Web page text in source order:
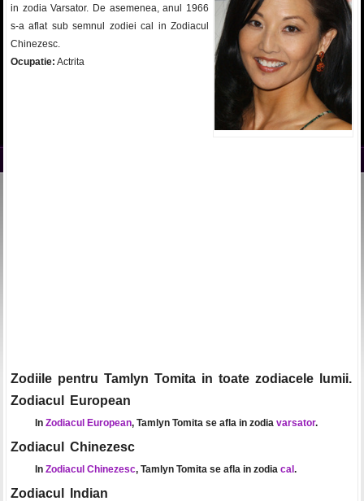
in zodia Varsator. De asemenea, anul 1966
s-a aflat sub semnul zodiei cal in Zodiacul
Chinezesc.
Ocupatie: Actrita
Zodiile pentru Tamlyn Tomita in toate zodiacele lumii.
Zodiacul European
In Zodiacul European, Tamlyn Tomita se afla in zodia varsator.
Zodiacul Chinezesc
In Zodiacul Chinezesc, Tamlyn Tomita se afla in zodia cal.
Zodiacul Indian